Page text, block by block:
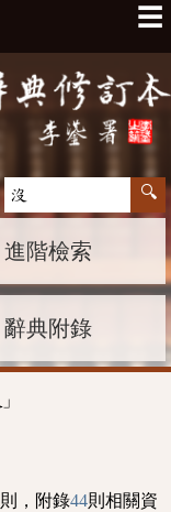
☰
進階檢索
辭典附錄
」
則，附錄44則相關資